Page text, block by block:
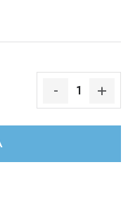
osobných údajov